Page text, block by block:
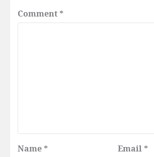
Comment *
Name * Email *